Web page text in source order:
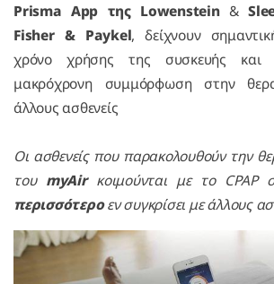
Prisma App της Lowenstein&
Fisher & Paykel, δείχνουν
χρόνο χρήσης της συσκευής και
μακρόχρονη συμμόρφωση στην
άλλους ασθενείς
Οι ασθενείς που παρακολουθούν την
του myAirκοιμούνται με το CPAP
περισσότεροεν συγκρίσει με άλλους